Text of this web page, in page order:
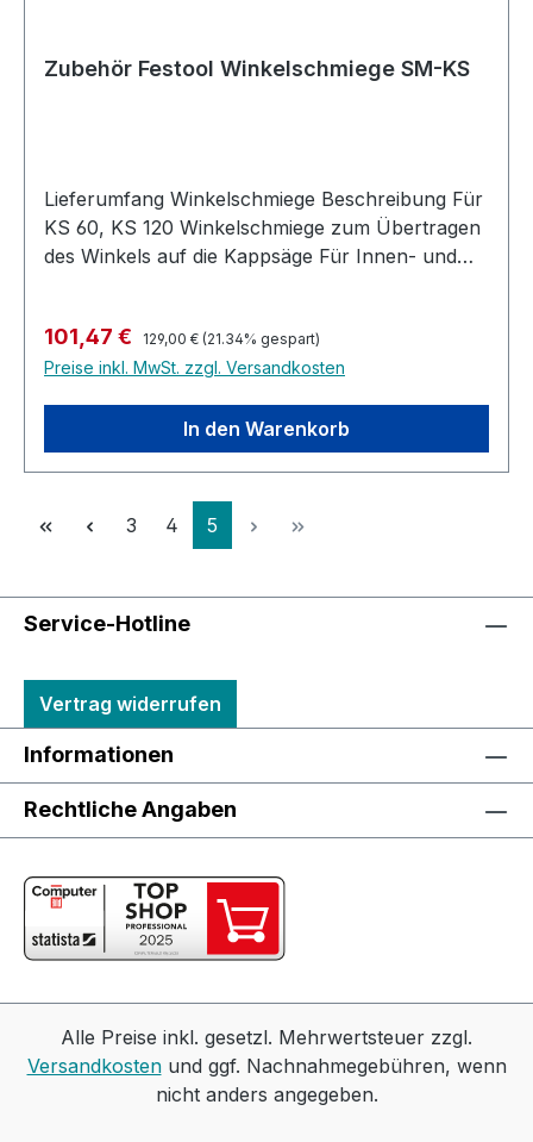
Zubehör Festool Winkelschmiege SM-KS
Lieferumfang Winkelschmiege Beschreibung Für
KS 60, KS 120 Winkelschmiege zum Übertragen
des Winkels auf die Kappsäge Für Innen- und
Verkaufspreis:
101,47 € Regulärer Preis:
129,00 € (21.34% gespart)
Preise inkl. MwSt. zzgl. Versandkosten
In den Warenkorb
Seite
3 Seite
4 Seite
5
Service-Hotline
Vertrag widerrufen
Informationen
Rechtliche Angaben
Alle Preise inkl. gesetzl. Mehrwertsteuer zzgl.
Versandkostenund ggf. Nachnahmegebühren, wenn
nicht anders angegeben.